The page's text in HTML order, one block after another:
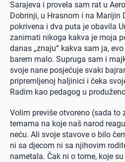
Sarajeva i provela sam rat u
Dobrinji, u Hrasnom i na Marijin
pokrivena i dva puta je obavila
zanimati nikoga kakva je moja
danas „znaju“ kakva sam ja,
barem malo. Supruga sam i
svoje nane posjećuje svaki
pripremljenoj haljinici i čeka
Radim kao pedagog u
Volim previše otvoreno (sada to
temama na koje naš narod
neću. Ali svoje stavove o bilo
ni sa djecom ni sa njihovim
nametala. Čak ni o tome, koje